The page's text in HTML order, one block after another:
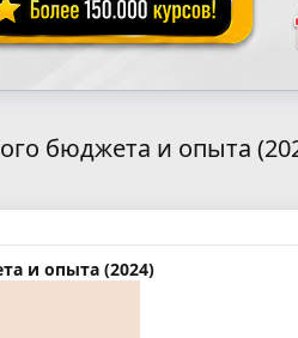
бюджета и опыта
и опыта (2024)